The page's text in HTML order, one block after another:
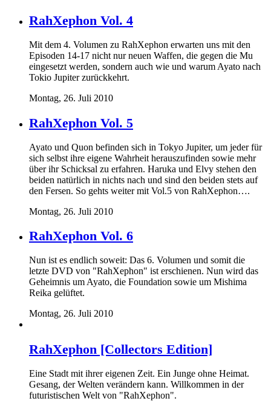
RahXephon Vol. 4
Mit dem 4. Volumen zu RahXephon erwarten uns mit den
Episoden 14-17 nicht nur neuen Waffen, die gegen die Mu
eingesetzt werden, sondern auch wie und warum Ayato nach
Tokio Jupiter zurückkehrt.
Montag, 26. Juli 2010
RahXephon Vol. 5
Ayato und Quon befinden sich in Tokyo Jupiter, um jeder für
sich selbst ihre eigene Wahrheit herauszufinden sowie mehr
über ihr Schicksal zu erfahren. Haruka und Elvy stehen den
beiden natürlich in nichts nach und sind den beiden stets auf
den Fersen. So gehts weiter mit Vol.5 von RahXephon….
Montag, 26. Juli 2010
RahXephon Vol. 6
Nun ist es endlich soweit: Das 6. Volumen und somit die
letzte DVD von "RahXephon" ist erschienen. Nun wird das
Geheimnis um Ayato, die Foundation sowie um Mishima
Reika gelüftet.
Montag, 26. Juli 2010
RahXephon [Collectors Edition]
Eine Stadt mit ihrer eigenen Zeit. Ein Junge ohne Heimat.
Gesang, der Welten verändern kann. Willkommen in der
futuristischen Welt von "RahXephon".